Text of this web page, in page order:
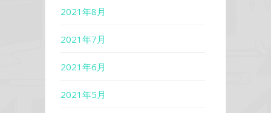
2021年8月
2021年7月
2021年6月
2021年5月